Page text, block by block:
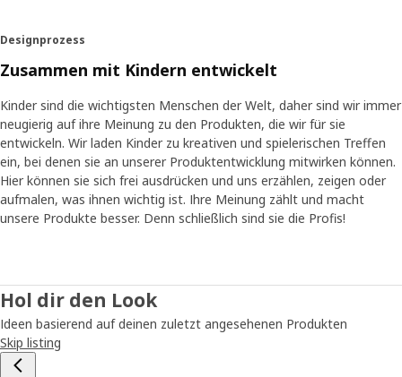
Designprozess
Zusammen mit Kindern entwickelt
Kinder sind die wichtigsten Menschen der Welt, daher sind wir immer
neugierig auf ihre Meinung zu den Produkten, die wir für sie
entwickeln. Wir laden Kinder zu kreativen und spielerischen Treffen
ein, bei denen sie an unserer Produktentwicklung mitwirken können.
Hier können sie sich frei ausdrücken und uns erzählen, zeigen oder
aufmalen, was ihnen wichtig ist. Ihre Meinung zählt und macht
unsere Produkte besser. Denn schließlich sind sie die Profis!
Hol dir den Look
Ideen basierend auf deinen zuletzt angesehenen Produkten
Skip listing